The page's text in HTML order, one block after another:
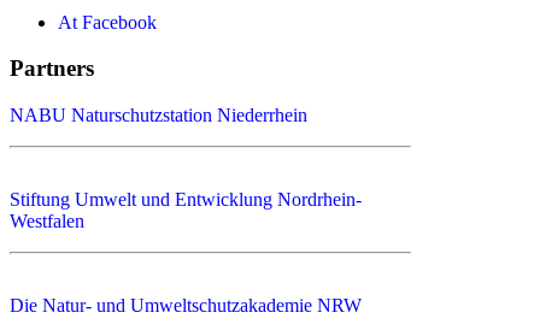
At Facebook
Partners
NABU Naturschutzstation Niederrhein
Stiftung Umwelt und Entwicklung Nordrhein-
Westfalen
Die Natur- und Umweltschutzakademie NRW